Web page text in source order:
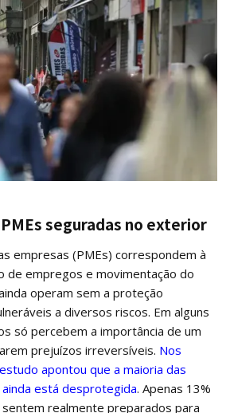
seguradas no exterior
empresas (PMEs) correspondem à
de empregos e movimentação do
operam sem a proteção
a diversos riscos. Em alguns
só percebem a importância de um
prejuízos irreversíveis. Nos
apontou que a maioria das
está desprotegida. Apenas 13%
realmente preparados para